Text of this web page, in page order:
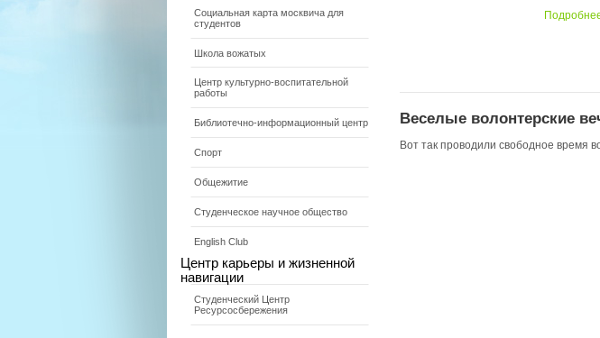
Социальная карта москвича для
студентов
Школа вожатых
Центр культурно-воспитательной
работы
Библиотечно-информационный центр
Спорт
Общежитие
Студенческое научное общество
English Club
Центр карьеры и жизненной
навигации
Студенческий Центр
Ресурсосбережения
Веселые волонтерские
Вот так проводили свободное время